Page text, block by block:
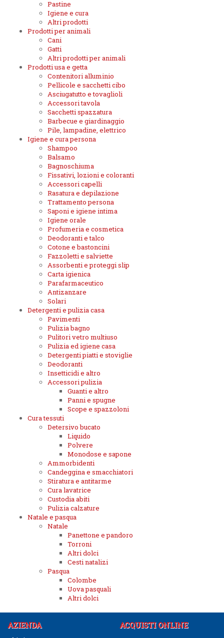
Pastine
Igiene e cura
Altri prodotti
Prodotti per animali
Cani
Gatti
Altri prodotti per animali
Prodotti usa e getta
Contenitori alluminio
Pellicole e sacchetti cibo
Asciugatutto e tovaglioli
Accessori tavola
Sacchetti spazzatura
Barbecue e giardinaggio
Pile, lampadine, elettrico
Igiene e cura persona
Shampoo
Balsamo
Bagnoschiuma
Fissativi, lozioni e coloranti
Accessori capelli
Rasatura e depilazione
Trattamento persona
Saponi e igiene intima
Igiene orale
Profumeria e cosmetica
Deodoranti e talco
Cotone e bastoncini
Fazzoletti e salviette
Assorbenti e proteggi slip
Carta igienica
Parafarmaceutico
Antizanzare
Solari
Detergenti e pulizia casa
Pavimenti
Pulizia bagno
Pulitori vetro multiuso
Pulizia ed igiene casa
Detergenti piatti e stoviglie
Deodoranti
Insetticidi e altro
Accessori pulizia
Guanti e altro
Panni e spugne
Scope e spazzoloni
Cura tessuti
Detersivo bucato
Liquido
Polvere
Monodose e sapone
Ammorbidenti
Candeggina e smacchiatori
Stiratura e antitarme
Cura lavatrice
Custodia abiti
Pulizia calzature
Natale e pasqua
Natale
Panettone e pandoro
Torroni
Altri dolci
Cesti natalizi
Pasqua
Colombe
Uova pasquali
Altri dolci
AZIENDA ACQUISTI ONLINE